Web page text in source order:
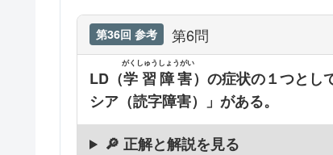
第36回 参考 第6問
LD（学習障害
がくしゅうしょうがい
）の症状の１つとし
シア（読字障害）」がある。
🔎 正解と解説を見る